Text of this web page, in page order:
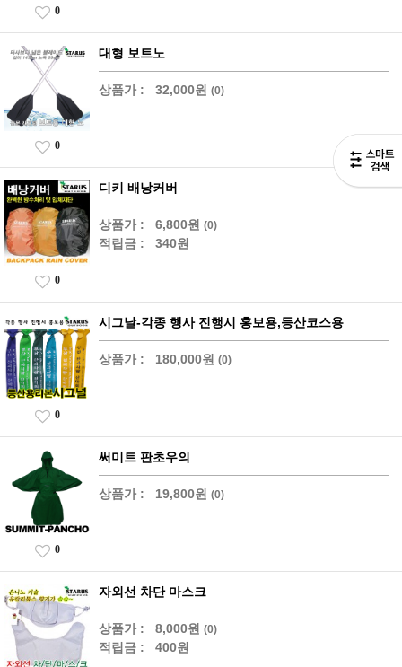
0
대형 보트노
상품가 : 32,000원 (0)
0
디키 배낭커버
상품가 : 6,800원 (0)
적립금 : 340원
0
시그날-각종 행사 진행시 홍보용,등산코스용
상품가 : 180,000원 (0)
0
써미트 판초우의
상품가 : 19,800원 (0)
0
자외선 차단 마스크
상품가 : 8,000원 (0)
적립금 : 400원